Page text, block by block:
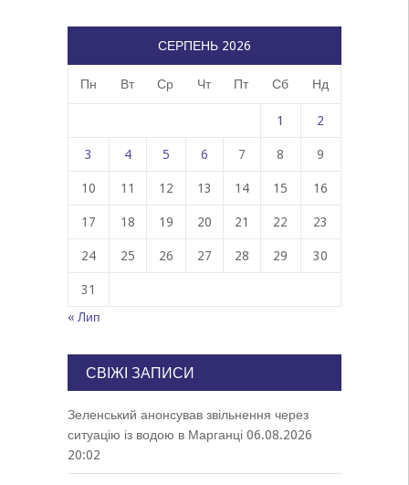
СЕРПЕНЬ 2026
Пн Вт Ср Чт Пт Сб Нд
1 2
3 4 5 6 7 8 9
10 11 12 13 14 15 16
17 18 19 20 21 22 23
24 25 26 27 28 29 30
31
« Лип
СВІЖІ ЗАПИСИ
Зеленський анонсував звільнення через
ситуацію із водою в Марганці 06.08.2026
20:02